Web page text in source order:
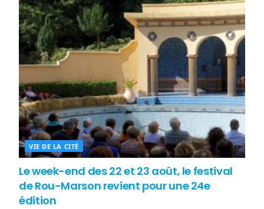
VIE DE LA CITÉ
Le week-end des 22 et 23 août, le festival
de Rou-Marson revient pour une 24e
édition